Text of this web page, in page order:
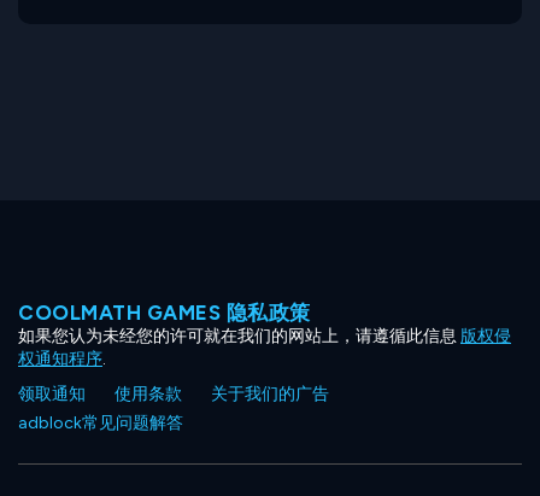
COOLMATH GAMES 隐私政策
如果您认为未经您的许可就在我们的网站上，请遵循此信息 版权侵
权通知程序.
领取通知
使用条款
关于我们的广告
adblock常见问题解答